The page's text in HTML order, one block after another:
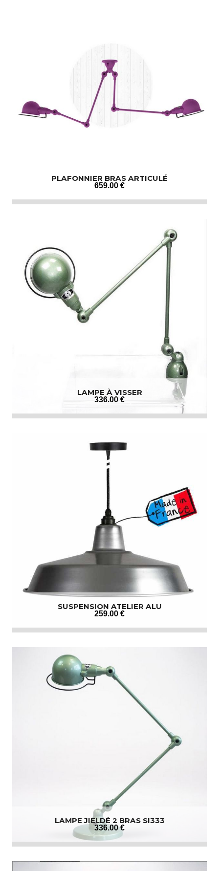
PLAFONNIER BRAS ARTICULÉ
659.00 €
LAMPE À VISSER
336.00 €
SUSPENSION ATELIER ALU
259.00 €
LAMPE JIELDÉ 2 BRAS SI333
336.00 €